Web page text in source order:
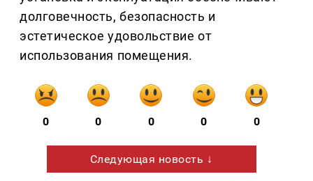
долговечность, безопасность и
эстетическое удовольствие от
использования помещения.
0 0 0 0 0
Следующая новость ↓